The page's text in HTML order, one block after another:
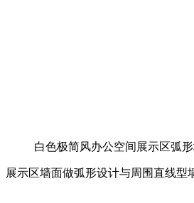
白色极简风办公空间展示区弧
展示区墙面做弧形设计与周围直线型